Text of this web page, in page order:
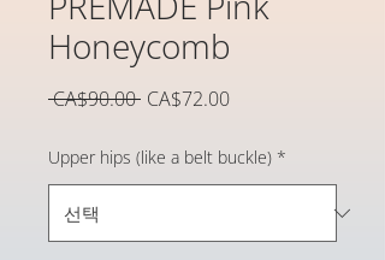
Honeycomb
CA$90.00 일
가
CA$72.00할
가
Upper hips (like a belt buckle) *